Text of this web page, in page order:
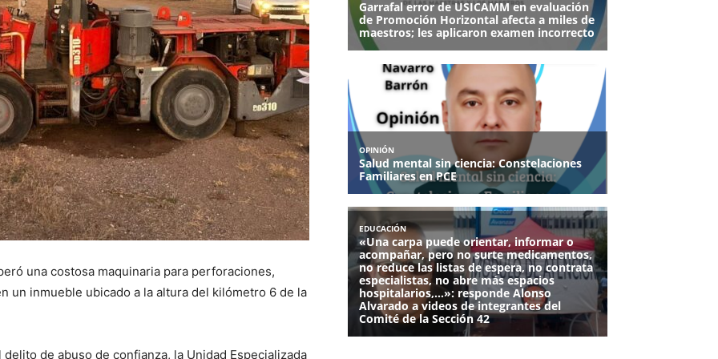
una costosa maquinaria para perforaciones,
un inmueble ubicado a la altura del kilómetro 6 de la
de abuso de confianza, la Unidad Especializada